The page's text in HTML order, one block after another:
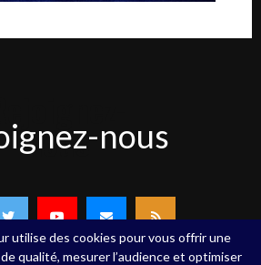
nous nous
utilise des cookies pour vous offrir une
qualité, mesurer l’audience et optimiser